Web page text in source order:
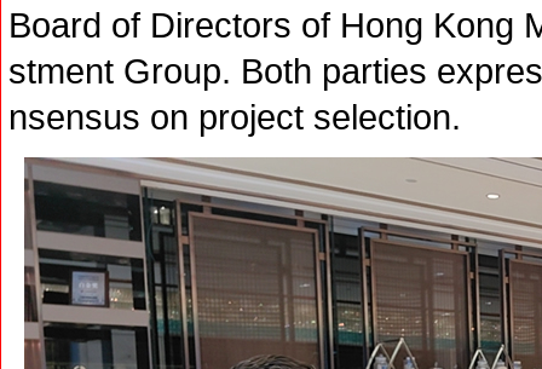
Board of Directors of Hong Kong
stment Group. Both parties
nsensus on project selection.